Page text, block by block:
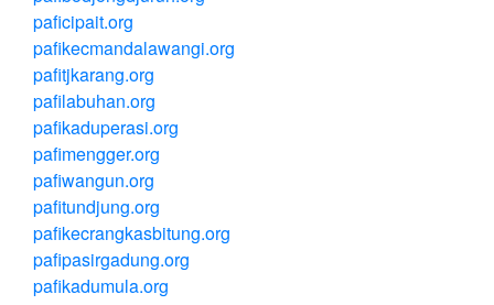
paficipait.org
pafikecmandalawangi.org
pafitjkarang.org
pafilabuhan.org
pafikaduperasi.org
pafimengger.org
pafiwangun.org
pafitundjung.org
pafikecrangkasbitung.org
pafipasirgadung.org
pafikadumula.org